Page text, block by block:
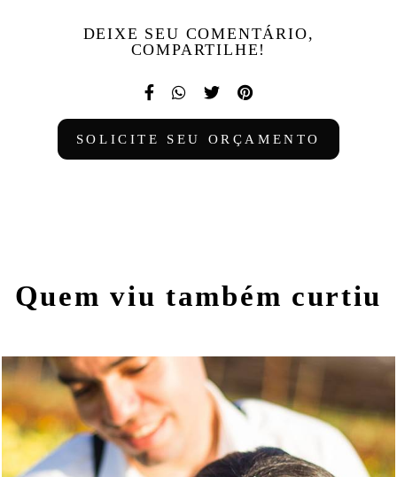
DEIXE SEU COMENTÁRIO,
COMPARTILHE!
SOLICITE SEU ORÇAMENTO
Quem viu também curtiu